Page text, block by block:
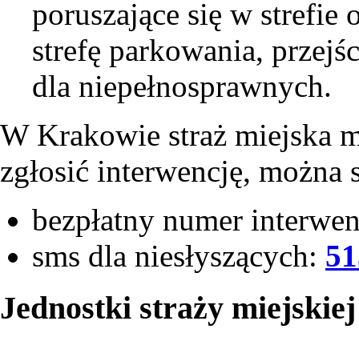
poruszające się w strefie
strefę parkowania,
dla niepełnosprawnych.
W Krakowie straż miejska
zgłosić interwencję,
bezpłatny numer
sms dla niesłyszących:
Jednostki straży